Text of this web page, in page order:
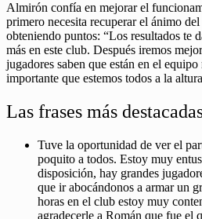
Almirón confía en mejorar el
primero necesita recuperar el ánimo
obteniendo puntos: “Los resultados te
más en este club. Después iremos
jugadores saben que están en el
importante que estemos todos a la
Las frases más
Tuve la oportunidad de ver el
poquito a todos. Estoy muy
disposición, hay grandes
que ir abocándonos a armar un
horas en el club estoy muy
agradecerle a Román que fue el